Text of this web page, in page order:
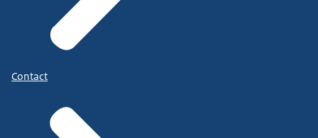
Contact